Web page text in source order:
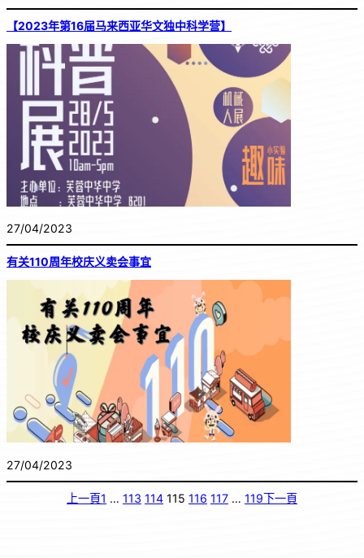
【2023年第16届马来西亚华文独中科学营】
27/04/2023
有关110周年校庆义卖会事宜
27/04/2023
上一頁1 … 113 114 115 116 117 … 119下一頁